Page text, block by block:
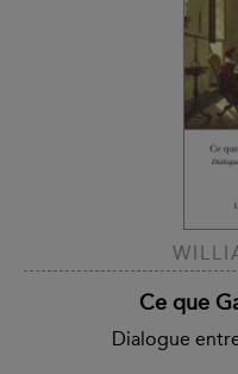
Ce que
Dialogue